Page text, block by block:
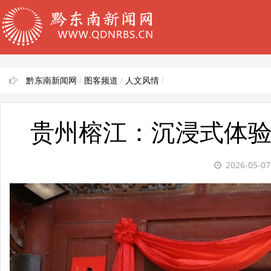
黔东南新闻网 / 图客频道 / 人文风情 /
贵州榕江：沉浸式体
2026-05-